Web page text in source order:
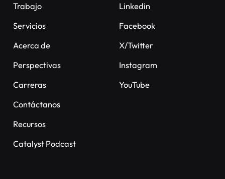
Trabajo
Servicios
Acerca de
Perspectivas
Carreras
Contáctanos
Recursos
Catalyst Podcast
Linkedin
Facebook
X/Twitter
Instagram
YouTube